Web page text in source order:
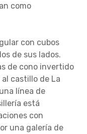
como
con cubos
de sus lados.
de cono invertido
castillo de La
línea de
está
con
una galería de